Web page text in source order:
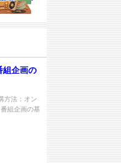
組企画の
方法：オン
組企画の基